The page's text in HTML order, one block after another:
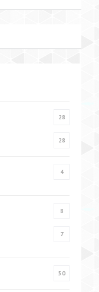
28
28
4
8
7
50